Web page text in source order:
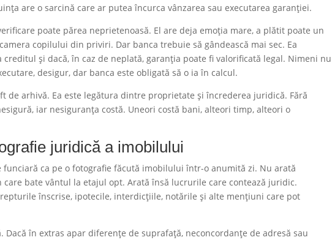
are o sarcină care ar putea încurca vânzarea sau executarea garanției.
poate părea neprietenoasă. El are deja emoția mare, a plătit poate un
copilului din priviri. Dar banca trebuie să gândească mai sec. Ea
și dacă, în caz de neplată, garanția poate fi valorificată legal. Nimeni nu
desigur, dar banca este obligată să o ia în calcul.
de arhivă. Ea este legătura dintre proprietate și încrederea juridică. Fără
iar nesiguranța costă. Uneori costă bani, alteori timp, alteori o
juridică a imobilului
funciară ca pe o fotografie făcută imobilului într-o anumită zi. Nu arată
bate vântul la etajul opt. Arată însă lucrurile care contează juridic.
înscrise, ipotecile, interdicțiile, notările și alte mențiuni care pot
Dacă în extras apar diferențe de suprafață, neconcordanțe de adresă sau